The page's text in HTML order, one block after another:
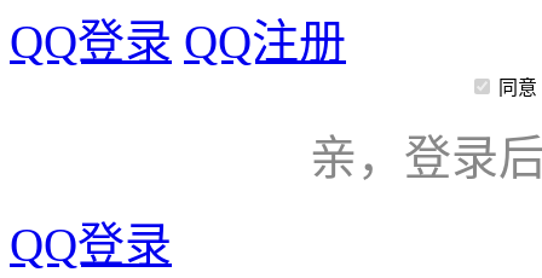
QQ登录 QQ注册
同意
亲，登录
QQ登录